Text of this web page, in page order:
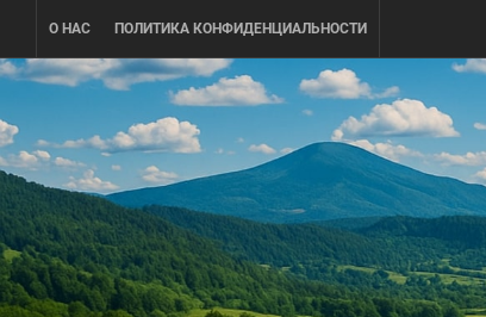
content
О НАС ПОЛИТИКА КОНФИДЕНЦИАЛЬНОСТИ